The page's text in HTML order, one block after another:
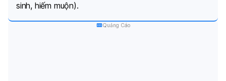
sinh, hiếm muộn).
Quảng Cáo